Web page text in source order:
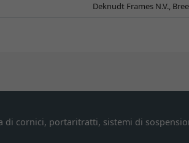
Deknudt Frames N.V.,
di cornici, portaritratti, sistemi di